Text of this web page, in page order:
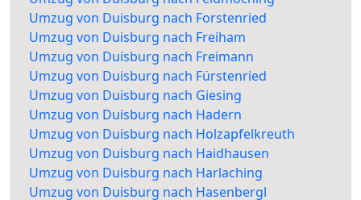
Umzug von Duisburg nach Forstenried
Umzug von Duisburg nach Freiham
Umzug von Duisburg nach Freimann
Umzug von Duisburg nach Fürstenried
Umzug von Duisburg nach Giesing
Umzug von Duisburg nach Hadern
Umzug von Duisburg nach Holzapfelkreuth
Umzug von Duisburg nach Haidhausen
Umzug von Duisburg nach Harlaching
Umzug von Duisburg nach Hasenbergl